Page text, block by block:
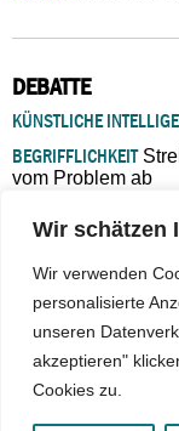
Wir schätzen
Wir verwenden
personalisierte
unseren
akzeptieren"
Cookies zu.
DEBATTE
KÜNSTLICHE
BEGRIFFLICHKEIT
vom Problem ab
Verantwortung
ISLAMISCHE
die deutsche
GASTBEITRAGWarum